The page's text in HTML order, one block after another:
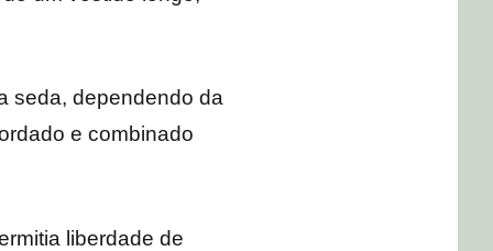
seda, dependendo da
e combinado
liberdade de